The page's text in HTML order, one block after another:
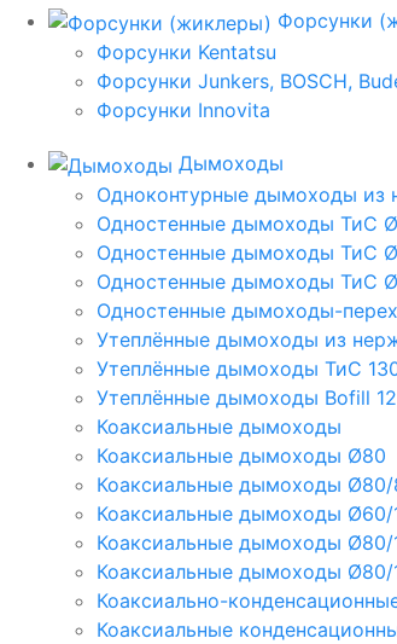
Форсунки
Форсунки Kentatsu
Форсунки Junkers, BOSCH,
Форсунки Innovita
Дымоходы
Одноконтурные дымоходы из
Одностенные дымоходы ТиС
Одностенные дымоходы ТиС
Одностенные дымоходы ТиС
Одностенные дымоходы-
Утеплённые дымоходы из
Утеплённые дымоходы ТиС
Утеплённые дымоходы Bofill
Коаксиальные дымоходы
Коаксиальные дымоходы Ø80
Коаксиальные дымоходы Ø80/
Коаксиальные дымоходы Ø60/
Коаксиальные дымоходы Ø80/
Коаксиальные дымоходы Ø80/
Коаксиально-
Коаксиальные